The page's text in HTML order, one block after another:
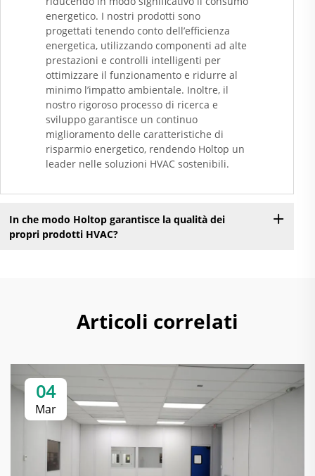
energetico. I nostri prodotti sono
progettati tenendo conto dell’efficienza
energetica, utilizzando componenti ad alte
prestazioni e controlli intelligenti per
ottimizzare il funzionamento e ridurre al
minimo l’impatto ambientale. Inoltre, il
nostro rigoroso processo di ricerca e
sviluppo garantisce un continuo
miglioramento delle caratteristiche di
risparmio energetico, rendendo Holtop un
leader nelle soluzioni HVAC sostenibili.
In che modo Holtop garantisce la qualità dei
propri prodotti HVAC?
Articoli correlati
04
Mar